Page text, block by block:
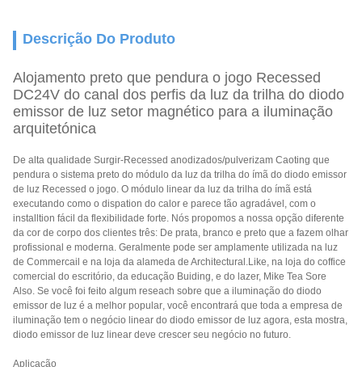
Descrição Do Produto
Alojamento preto que pendura o jogo Recessed
DC24V do canal dos perfis da luz da trilha do diodo
emissor de luz setor magnético para a iluminação
arquitetónica
De alta qualidade Surgir-Recessed anodizados/pulverizam Caoting que
pendura o sistema preto do módulo da luz da trilha do ímã do diodo emissor
de luz Recessed o jogo. O módulo linear da luz da trilha do ímã está
executando como o dispation do calor e parece tão agradável, com o
installtion fácil da flexibilidade forte. Nós propomos a nossa opção diferente
da cor de corpo dos clientes três: De prata, branco e preto que a fazem olhar
profissional e moderna. Geralmente pode ser amplamente utilizada na luz
de Commercail e na loja da alameda de Architectural.Like, na loja do coffice
comercial do escritório, da educação Buiding, e do lazer, Mike Tea Sore
Also. Se você foi feito algum reseach sobre que a iluminação do diodo
emissor de luz é a melhor popular, você encontrará que toda a empresa de
iluminação tem o negócio linear do diodo emissor de luz agora, esta mostra,
diodo emissor de luz linear deve crescer seu negócio no futuro.
Aplicação